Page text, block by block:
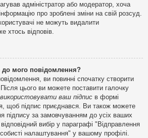
адміністратор або модератор, хоча
про зроблені зміни на свій розсуд.
не можуть видалити
хтось відповів.
до мого повідомлення?
ви повинні спочатку створити
цього ви можете поставити галочку
ваш підпис в формі
щоб підпис приєднався. Ви також можете
підпису за замовчуванням до усіх ваших
вибір у параграфі "Відправлення
налаштування" у вашому профілі.